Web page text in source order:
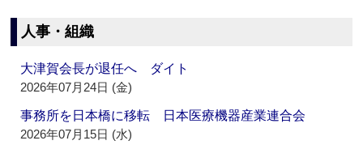
人事・組織
大津賀会長が退任へ ダイト
2026年07月24日 (金)
事務所を日本橋に移転 日本医療機器産業連合会
2026年07月15日 (水)